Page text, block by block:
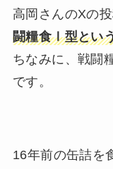
高岡さんのXの
闘糧食Ⅰ型とい
ちなみに、戦闘
です。
16年前の缶詰を